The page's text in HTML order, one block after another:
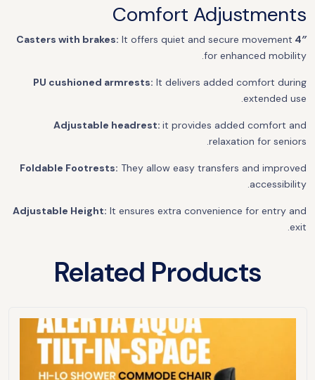
Comfort Adjustments
4″ Casters with brakes:
It offers quiet and secure movement
for enhanced mobility.
PU cushioned armrests: It delivers added comfort during
extended use.
Adjustable headrest: it provides added comfort and
relaxation for seniors.
Foldable Footrests: They allow easy transfers and improved
accessibility.
Adjustable Height: It ensures extra convenience for entry and
exit.
Related Products